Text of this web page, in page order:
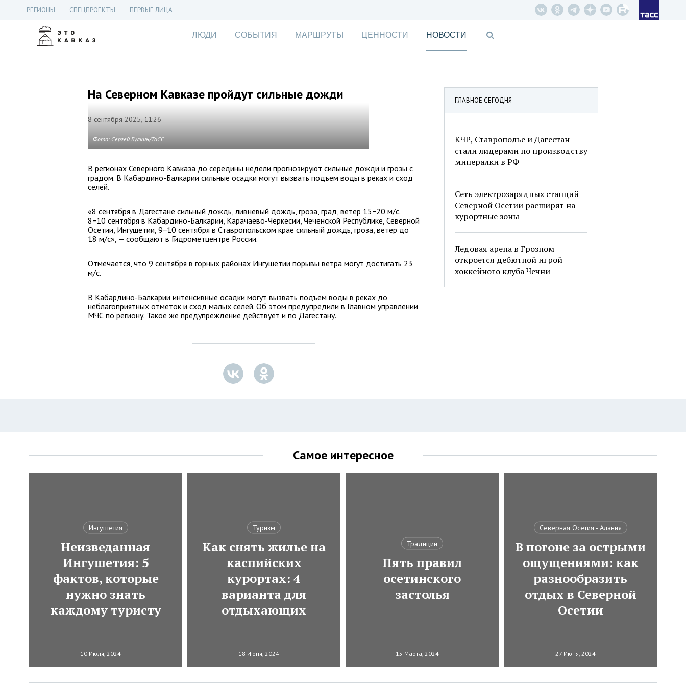
РЕГИОНЫ СПЕЦПРОЕКТЫ ПЕРВЫЕ ЛИЦА
ЛЮДИ СОБЫТИЯ МАРШРУТЫ ЦЕННОСТИ НОВОСТИ
ГЛАВНОЕ СЕГОДНЯ
КЧР, Ставрополье и Дагестан
стали лидерами по производству
минералки в РФ
Сеть электрозарядных станций
Северной Осетии расширят на
курортные зоны
Ледовая арена в Грозном
откроется дебютной игрой
хоккейного клуба Чечни
На Северном Кавказе пройдут сильные дожди
8 сентября 2025, 11:26
Фото: Сергей Булкин/ТАСС
В регионах Северного Кавказа до середины недели прогнозируют сильные дожди и грозы с
градом. В Кабардино-Балкарии сильные осадки могут вызвать подъем воды в реках и сход
селей.
«8 сентября в Дагестане сильный дождь, ливневый дождь, гроза, град, ветер 15−20 м/с.
8−10 сентября в Кабардино-Балкарии, Карачаево-Черкесии, Чеченской Республике, Северной
Осетии, Ингушетии, 9−10 сентября в Ставропольском крае сильный дождь, гроза, ветер до
18 м/с», — сообщают в Гидрометцентре России.
Отмечается, что 9 сентября в горных районах Ингушетии порывы ветра могут достигать 23
м/с.
В Кабардино-Балкарии интенсивные осадки могут вызвать подъем воды в реках до
неблагоприятных отметок и сход малых селей. Об этом предупредили в Главном управлении
МЧС по региону. Такое же предупреждение действует и по Дагестану.
Самое интересное
Ингушетия
Неизведанная
Ингушетия: 5
фактов, которые
нужно знать
каждому туристу
10 Июля, 2024
Туризм
Как снять жилье на
каспийских
курортах: 4
варианта для
отдыхающих
18 Июня, 2024
Традиции
Пять правил
осетинского
застолья
15 Марта, 2024
Северная Осетия - Алания
В погоне за острыми
ощущениями: как
разнообразить
отдых в Северной
Осетии
27 Июня, 2024